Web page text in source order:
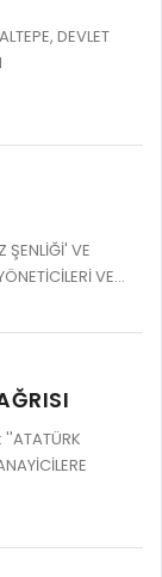
DEVLET
ŞENLİĞİ' VE
VE...
''ATATÜRK